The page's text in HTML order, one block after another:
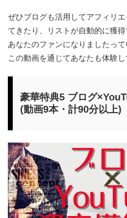
ぜひブログも活用してアフィリ
てきたり、リストが自動的に獲
あなたのファンになりましたって
この動画を通じてあなたも体験し
豪華特典5 ブログ
(動画9本・計90分以上)